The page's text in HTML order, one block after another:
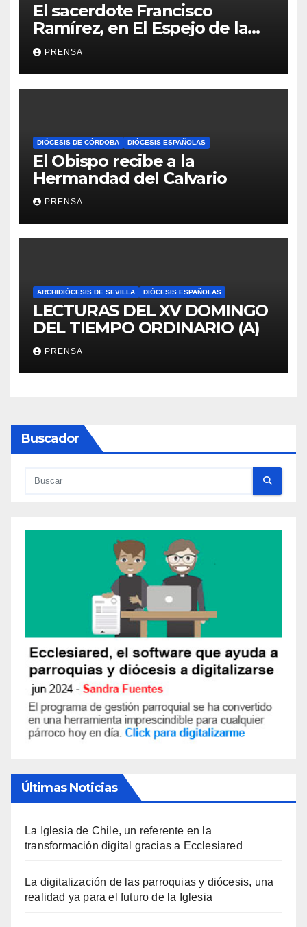
El sacerdote Francisco
Ramírez, en El Espejo de la
Iglesia
PRENSA
DIÓCESIS DE CÓRDOBA DIÓCESIS ESPAÑOLAS
El Obispo recibe a la
Hermandad del Calvario
PRENSA
ARCHIDIÓCESIS DE SEVILLA DIÓCESIS ESPAÑOLAS
LECTURAS DEL XV DOMINGO
DEL TIEMPO ORDINARIO (A)
PRENSA
Buscador
Últimas Noticias
La Iglesia de Chile, un referente en la
transformación digital gracias a Ecclesiared
La digitalización de las parroquias y diócesis, una
realidad ya para el futuro de la Iglesia